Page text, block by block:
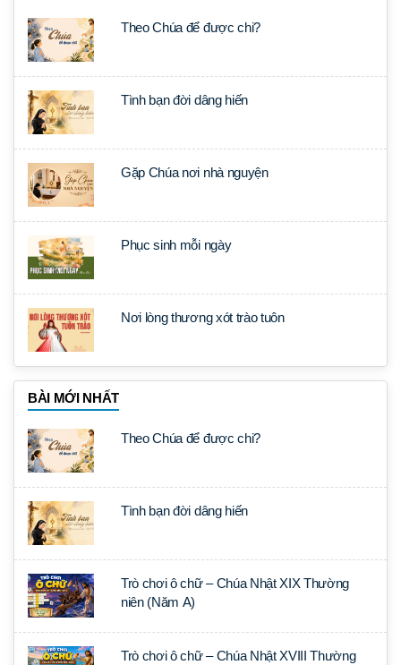
Theo Chúa để được chi?
Tình bạn đời dâng hiến
Gặp Chúa nơi nhà nguyện
Phục sinh mỗi ngày
Nơi lòng thương xót trào tuôn
BÀI MỚI NHẤT
Theo Chúa để được chi?
Tình bạn đời dâng hiến
Trò chơi ô chữ – Chúa Nhật XIX Thường
niên (Năm A)
Trò chơi ô chữ – Chúa Nhật XVIII Thường